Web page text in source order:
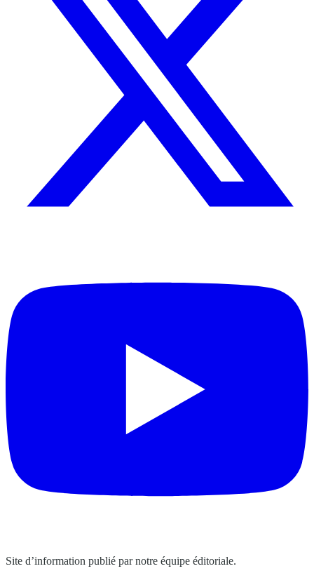
Site d’information publié par notre équipe éditoriale.